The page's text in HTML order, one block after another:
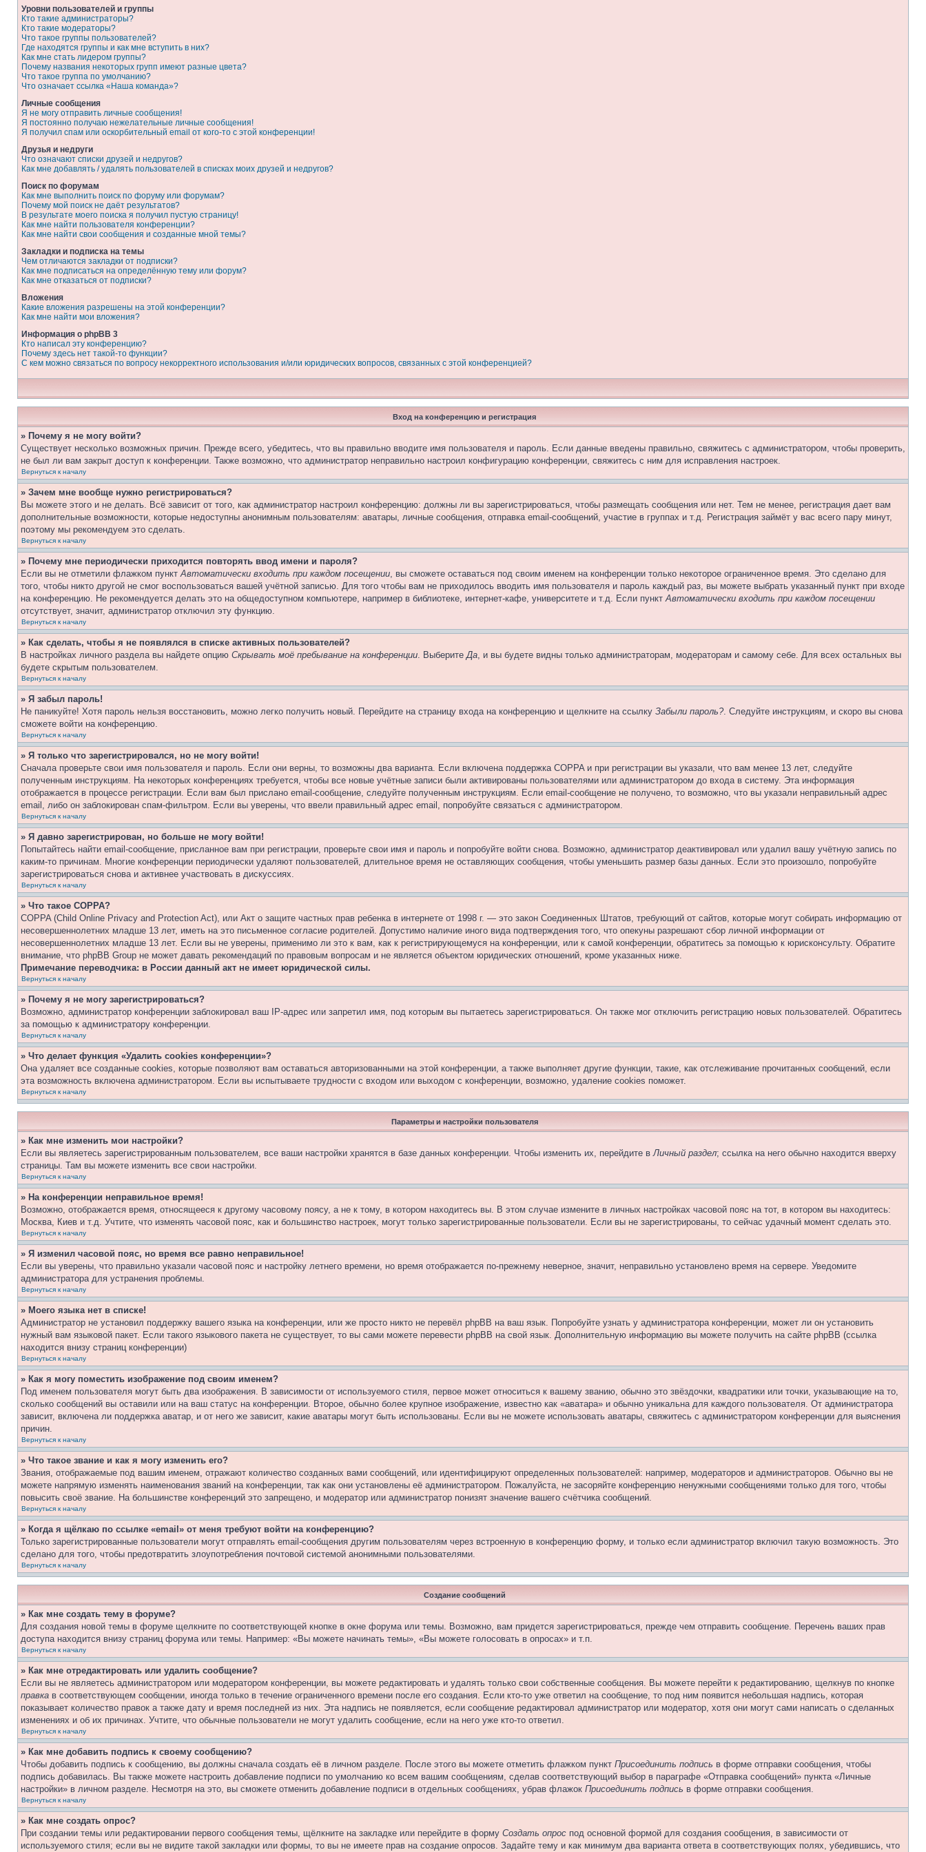
Уровни пользователей и группы
Кто такие администраторы?
Кто такие модераторы?
Что такое группы пользователей?
Где находятся группы и как мне вступить в них?
Как мне стать лидером группы?
Почему названия некоторых групп имеют разные цвета?
Что такое группа по умолчанию?
Что означает ссылка «Наша команда»?
Личные сообщения
Я не могу отправить личные сообщения!
Я постоянно получаю нежелательные личные сообщения!
Я получил спам или оскорбительный email от кого-то с этой конференции!
Друзья и недруги
Что означают списки друзей и недругов?
Как мне добавлять / удалять пользователей в списках моих друзей и недругов?
Поиск по форумам
Как мне выполнить поиск по форуму или форумам?
Почему мой поиск не даёт результатов?
В результате моего поиска я получил пустую страницу!
Как мне найти пользователя конференции?
Как мне найти свои сообщения и созданные мной темы?
Закладки и подписка на темы
Чем отличаются закладки от подписки?
Как мне подписаться на определённую тему или форум?
Как мне отказаться от подписки?
Вложения
Какие вложения разрешены на этой конференции?
Как мне найти мои вложения?
Информация о phpBB 3
Кто написал эту конференцию?
Почему здесь нет такой-то функции?
С кем можно связаться по вопросу некорректного использования и/или юридических вопросов, связанных с этой конференцией?
Вход на конференцию и регистрация
» Почему я не могу войти?
Существует несколько возможных причин. Прежде всего, убедитесь, что вы правильно вводите имя пользователя и пароль. Если данные введены правильно, свяжитесь с администратором, чтобы проверить,
не был ли вам закрыт доступ к конференции. Также возможно, что администратор неправильно настроил конфигурацию конференции, свяжитесь с ним для исправления настроек.
Вернуться к началу
» Зачем мне вообще нужно регистрироваться?
Вы можете этого и не делать. Всё зависит от того, как администратор настроил конференцию: должны ли вы зарегистрироваться, чтобы размещать сообщения или нет. Тем не менее, регистрация дает вам
дополнительные возможности, которые недоступны анонимным пользователям: аватары, личные сообщения, отправка email-сообщений, участие в группах и т.д. Регистрация займёт у вас всего пару минут,
поэтому мы рекомендуем это сделать.
Вернуться к началу
» Почему мне периодически приходится повторять ввод имени и пароля?
Если вы не отметили флажком пунктАвтоматически входить при каждом посещении, вы сможете оставаться под своим именем на конференции только некоторое ограниченное время. Это сделано для
того, чтобы никто другой не смог воспользоваться вашей учётной записью. Для того чтобы вам не приходилось вводить имя пользователя и пароль каждый раз, вы можете выбрать указанный пункт при входе
на конференцию. Не рекомендуется делать это на общедоступном компьютере, например в библиотеке, интернет-кафе, университете и т.д. Если пунктАвтоматически входить при каждом посещении
отсутствует, значит, администратор отключил эту функцию.
Вернуться к началу
» Как сделать, чтобы я не появлялся в списке активных пользователей?
В настройках личного раздела вы найдете опцию Скрывать моё пребывание на конференции. ВыберитеДа, и вы будете видны только администраторам, модераторам и самому себе. Для всех остальных вы
будете скрытым пользователем.
Вернуться к началу
» Я забыл пароль!
Не паникуйте! Хотя пароль нельзя восстановить, можно легко получить новый. Перейдите на страницу входа на конференцию и щелкните на ссылку Забыли пароль?. Следуйте инструкциям, и скоро вы снова
сможете войти на конференцию.
Вернуться к началу
» Я только что зарегистрировался, но не могу войти!
Сначала проверьте свои имя пользователя и пароль. Если они верны, то возможны два варианта. Если включена поддержка COPPA и при регистрации вы указали, что вам менее 13 лет, следуйте
полученным инструкциям. На некоторых конференциях требуется, чтобы все новые учётные записи были активированы пользователями или администратором до входа в систему. Эта информация
отображается в процессе регистрации. Если вам был прислано email-сообщение, следуйте полученным инструкциям. Если email-сообщение не получено, то возможно, что вы указали неправильный адрес
email, либо он заблокирован спам-фильтром. Если вы уверены, что ввели правильный адрес email, попробуйте связаться с администратором.
Вернуться к началу
» Я давно зарегистрирован, но больше не могу войти!
Попытайтесь найти email-сообщение, присланное вам при регистрации, проверьте свои имя и пароль и попробуйте войти снова. Возможно, администратор деактивировал или удалил вашу учётную запись по
каким-то причинам. Многие конференции периодически удаляют пользователей, длительное время не оставляющих сообщения, чтобы уменьшить размер базы данных. Если это произошло, попробуйте
зарегистрироваться снова и активнее участвовать в дискуссиях.
Вернуться к началу
» Что такое COPPA?
COPPA (Child Online Privacy and Protection Act), или Акт о защите частных прав ребенка в интернете от 1998 г. — это закон Соединенных Штатов, требующий от сайтов, которые могут собирать информацию от
несовершеннолетних младше 13 лет, иметь на это письменное согласие родителей. Допустимо наличие иного вида подтверждения того, что опекуны разрешают сбор личной информации от
несовершеннолетних младше 13 лет. Если вы не уверены, применимо ли это к вам, как к регистрирующемуся на конференции, или к самой конференции, обратитесь за помощью к юрисконсульту. Обратите
внимание, что phpBB Group не может давать рекомендаций по правовым вопросам и не является объектом юридических отношений, кроме указанных ниже.
Примечание переводчика: в России данный акт не имеет юридической силы.
Вернуться к началу
» Почему я не могу зарегистрироваться?
Возможно, администратор конференции заблокировал ваш IP-адрес или запретил имя, под которым вы пытаетесь зарегистрироваться. Он также мог отключить регистрацию новых пользователей. Обратитесь
за помощью к администратору конференции.
Вернуться к началу
» Что делает функция «Удалить cookies конференции»?
Она удаляет все созданные cookies, которые позволяют вам оставаться авторизованными на этой конференции, а также выполняет другие функции, такие, как отслеживание прочитанных сообщений, если
эта возможность включена администратором. Если вы испытываете трудности с входом или выходом с конференции, возможно, удаление cookies поможет.
Вернуться к началу
Параметры и настройки пользователя
» Как мне изменить мои настройки?
Если вы являетесь зарегистрированным пользователем, все ваши настройки хранятся в базе данных конференции. Чтобы изменить их, перейдите вЛичный раздел; ссылка на него обычно находится вверху
страницы. Там вы можете изменить все свои настройки.
Вернуться к началу
» На конференции неправильное время!
Возможно, отображается время, относящееся к другому часовому поясу, а не к тому, в котором находитесь вы. В этом случае измените в личных настройках часовой пояс на тот, в котором вы находитесь:
Москва, Киев и т.д. Учтите, что изменять часовой пояс, как и большинство настроек, могут только зарегистрированные пользователи. Если вы не зарегистрированы, то сейчас удачный момент сделать это.
Вернуться к началу
» Я изменил часовой пояс, но время все равно неправильное!
Если вы уверены, что правильно указали часовой пояс и настройку летнего времени, но время отображается по-прежнему неверное, значит, неправильно установлено время на сервере. Уведомите
администратора для устранения проблемы.
Вернуться к началу
» Моего языка нет в списке!
Администратор не установил поддержку вашего языка на конференции, или же просто никто не перевёл phpBB на ваш язык. Попробуйте узнать у администратора конференции, может ли он установить
нужный вам языковой пакет. Если такого языкового пакета не существует, то вы сами можете перевести phpBB на свой язык. Дополнительную информацию вы можете получить на сайте phpBB (ссылка
находится внизу страниц конференции)
Вернуться к началу
» Как я могу поместить изображение под своим именем?
Под именем пользователя могут быть два изображения. В зависимости от используемого стиля, первое может относиться к вашему званию, обычно это звёздочки, квадратики или точки, указывающие на то,
сколько сообщений вы оставили или на ваш статус на конференции. Второе, обычно более крупное изображение, известно как «аватара» и обычно уникальна для каждого пользователя. От администратора
зависит, включена ли поддержка аватар, и от него же зависит, какие аватары могут быть использованы. Если вы не можете использовать аватары, свяжитесь с администратором конференции для выяснения
причин.
Вернуться к началу
» Что такое звание и как я могу изменить его?
Звания, отображаемые под вашим именем, отражают количество созданных вами сообщений, или идентифицируют определенных пользователей: например, модераторов и администраторов. Обычно вы не
можете напрямую изменять наименования званий на конференции, так как они установлены её администратором. Пожалуйста, не засоряйте конференцию ненужными сообщениями только для того, чтобы
повысить своё звание. На большинстве конференций это запрещено, и модератор или администратор понизят значение вашего счётчика сообщений.
Вернуться к началу
» Когда я щёлкаю по ссылке «email» от меня требуют войти на конференцию?
Только зарегистрированные пользователи могут отправлять email-сообщения другим пользователям через встроенную в конференцию форму, и только если администратор включил такую возможность. Это
сделано для того, чтобы предотвратить злоупотребления почтовой системой анонимными пользователями.
Вернуться к началу
Создание сообщений
» Как мне создать тему в форуме?
Для создания новой темы в форуме щелкните по соответствующей кнопке в окне форума или темы. Возможно, вам придется зарегистрироваться, прежде чем отправить сообщение. Перечень ваших прав
доступа находится внизу страниц форума или темы. Например: «Вы можете начинать темы», «Вы можете голосовать в опросах» и т.п.
Вернуться к началу
» Как мне отредактировать или удалить сообщение?
Если вы не являетесь администратором или модератором конференции, вы можете редактировать и удалять только свои собственные сообщения. Вы можете перейти к редактированию, щелкнув по кнопке
правка в соответствующем сообщении, иногда только в течение ограниченного времени после его создания. Если кто-то уже ответил на сообщение, то под ним появится небольшая надпись, которая
показывает количество правок а также дату и время последней из них. Эта надпись не появляется, если сообщение редактировал администратор или модератор, хотя они могут сами написать о сделанных
изменениях и об их причинах. Учтите, что обычные пользователи не могут удалить сообщение, если на него уже кто-то ответил.
Вернуться к началу
» Как мне добавить подпись к своему сообщению?
Чтобы добавить подпись к сообщению, вы должны сначала создать её в личном разделе. После этого вы можете отметить флажком пункт Присоединить подпись в форме отправки сообщения, чтобы
подпись добавилась. Вы также можете настроить добавление подписи по умолчанию ко всем вашим сообщениям, сделав соответствующий выбор в параграфе «Отправка сообщений» пункта «Личные
настройки» в личном разделе. Несмотря на это, вы сможете отменить добавление подписи в отдельных сообщениях, убрав флажок Присоединить подпись в форме отправки сообщения.
Вернуться к началу
» Как мне создать опрос?
При создании темы или редактировании первого сообщения темы, щёлкните на закладке или перейдите в форму Создать опрос под основной формой для создания сообщения, в зависимости от
используемого стиля; если вы не видите такой закладки или формы, то вы не имеете прав на создание опросов. Задайте тему и как минимум два варианта ответа в соответствующих полях, убедившись, что